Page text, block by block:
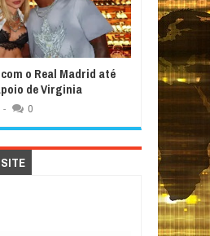
o Real Madrid até
de Virginia
- 0